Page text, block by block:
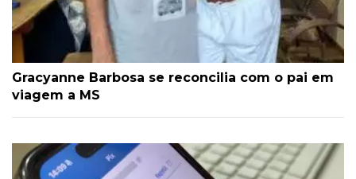
Gracyanne Barbosa se reconcilia com o pai em
viagem a MS